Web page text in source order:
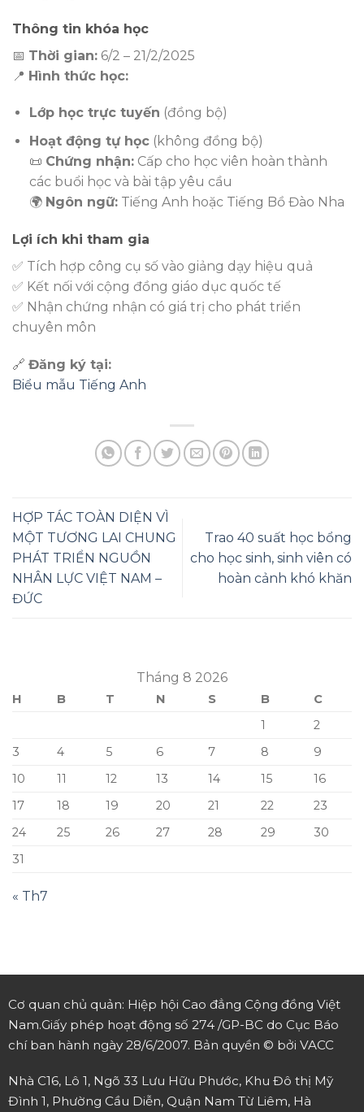
Thông tin khóa học
📅 Thời gian: 6/2 – 21/2/2025
📍 Hình thức học:
Lớp học trực tuyến (đồng bộ)
Hoạt động tự học(không đồng bộ)
📜 Chứng nhận:Cấp cho học viên hoàn thành
các buổi học và bài tập yêu cầu
🌍 Ngôn ngữ:Tiếng Anh hoặc Tiếng Bồ Đào Nha
Lợi ích khi tham gia
✅ Tích hợp công cụ số vào giảng dạy hiệu quả
✅ Kết nối với cộng đồng giáo dục quốc tế
✅ Nhận chứng nhận có giá trị cho phát triển
chuyên môn
🔗 Đăng ký tại:
Biểu mẫu Tiếng Anh
HỢP TÁC TOÀN DIỆN VÌ
MỘT TƯƠNG LAI CHUNG
PHÁT TRIỂN NGUỒN
NHÂN LỰC VIỆT NAM –
ĐỨC
Trao 40 suất học bổng
cho học sinh, sinh viên có
hoàn cảnh khó khăn
Tháng 8 2026
H B T N S B
C
1
2
3
4 5 6 7 8
9
10
11 12 13 14 15
16
17
18 19 20 21 22
23
24
25 26 27 28 29
30
31
« Th7
Cơ quan chủ quản: Hiệp hội Cao đẳng Cộng đồng Việt
Nam.Giấy phép hoạt động số 274 /GP-BC do Cục Báo
chí ban hành ngày 28/6/2007. Bản quyền © bởi VACC
Nhà C16, Lô 1, Ngõ 33 Lưu Hữu Phước, Khu Đô thị Mỹ
Đình 1, Phường Cầu Diễn, Quận Nam Từ Liêm, Hà